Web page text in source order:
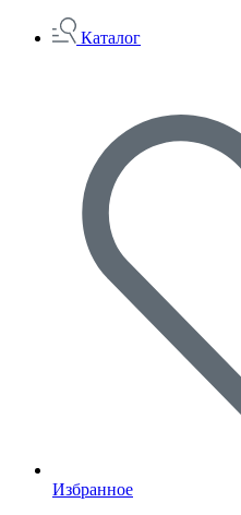
Каталог
Избранное